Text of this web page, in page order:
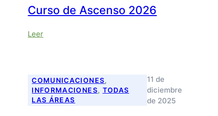
2026
Curso de Ascenso 2026
Leer:
2026
COMUNICACIONES
INFORMACIONES, TODAS
LAS ÁREAS
11 de
diciembre
de 2025